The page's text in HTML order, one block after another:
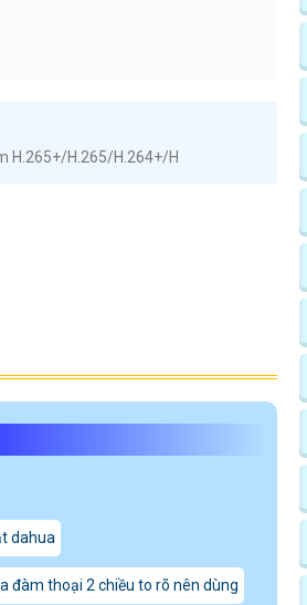
H.265+/H.265/H.264+/H
dahua
đàm thoại 2 chiều to rõ nên dùng